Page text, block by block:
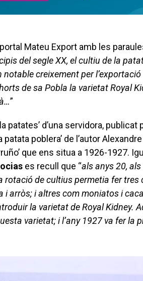
Mateu Export amb les
del segle XX, el cultiu de la
creixement per
de sa Pobla la varietat Royal
”
patates’ d’una servidora,
patata poblera’ de l’autor
que ens situa a 1926-1927.
es recull que “als anys 20,
rotació de cultius permetia fer tres
i arròs; i altres com moniatos i
la varietat de Royal Kidney.
varietat; i l’any 1927 va fer la